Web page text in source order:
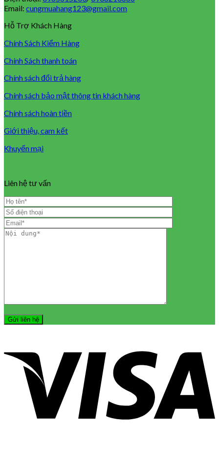
Email: cungmuahang123@gmail.com
Hỗ Trợ Khách Hàng
Chính Sách Kiểm Hàng
Chính Sách thanh toán
Chính sách đổi trả hàng
Chính sách bảo mật thông tin khách hàng
Chính sách hoàn tiền
Giới thiệu, cam kết
Khuyến mại
Liên hệ tư vấn